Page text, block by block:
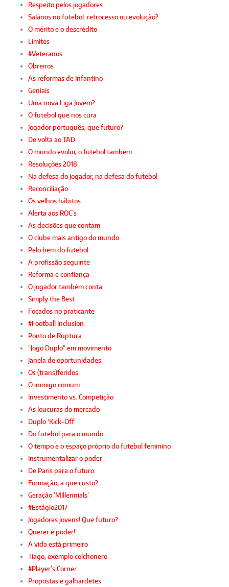
Respeito pelos jogadores
Salários no futebol: retrocesso ou evolução?
O mérito e o descrédito
Limites
#Veteranos
Obreiros
As reformas de Infantino
Geniais
Uma nova Liga Jovem?
O futebol que nos cura
Jogador português, que futuro?
De volta ao TAD
O mundo evolui, o futebol também
Resoluções 2018
Na defesa do jogador, na defesa do futebol
Reconciliação
Os velhos hábitos
Alerta aos ROC`s
As decisões que contam
O clube mais antigo do mundo
Pelo bem do futebol
A profissão seguinte
Reforma e confiança
O jogador também conta
Simply the Best
Focados no praticante
#Football Inclusion
Ponto de Ruptura
"Jogo Duplo" em movimento
Janela de oportunidades
Os (trans)feridos
O inimigo comum
Investimento vs. Competição
As loucuras do mercado
Duplo 'Kick-Off'
Do futebol para o mundo
O tempo e o espaço próprio do futebol feminino
Instrumentalizar o poder
De Paris para o futuro
Formação, a que custo?
Geração ‘Millennials’
#Estágio2017
Jogadores jovens! Que futuro?
Querer é poder!
A vida está primeiro
Tiago, exemplo colchonero
#Player’s Corner
Propostas e galhardetes